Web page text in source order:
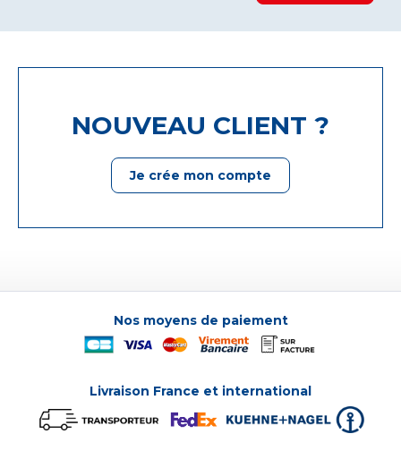
NOUVEAU CLIENT ?
Je crée mon compte
Nos moyens de paiement
Livraison France et international